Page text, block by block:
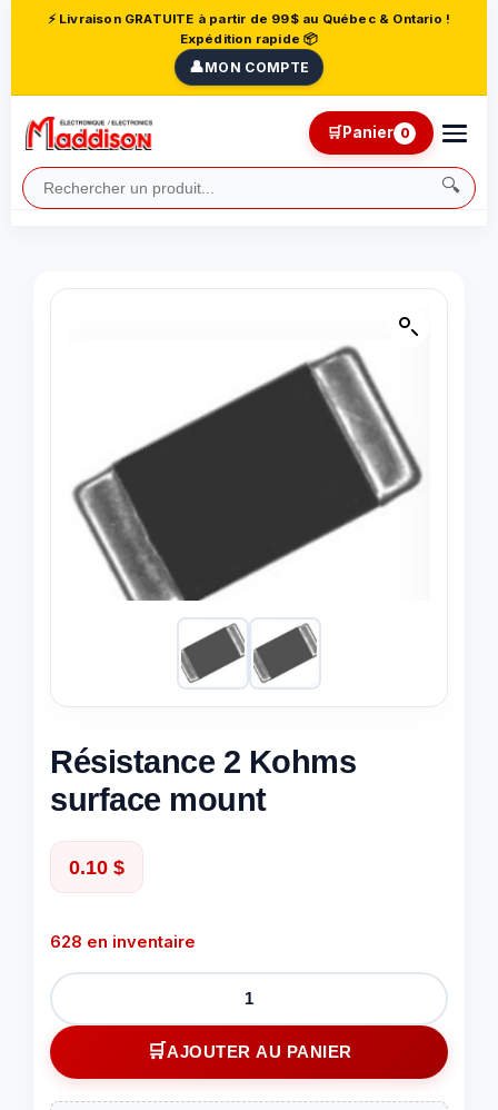
⚡ Livraison GRATUITE à partir de 99$ au Québec & Ontario !
Expédition rapide 📦
👤MON COMPTE
🔍
🛒Panier 0
Résistance 2 Kohms
surface mount
0.10 $
628 en inventaire
quantité
de
Résistance
2
AJOUTER AU PANIER